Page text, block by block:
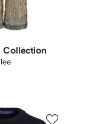
Collection